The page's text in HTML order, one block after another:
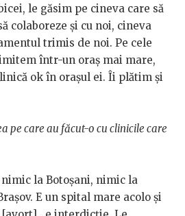
le găsim pe cineva care să
colaboreze și cu noi, cineva
trimis de noi. Pe cele
într-un oraș mai mare,
ok în orașul ei. Îi plătim și
pe care au făcut-o cu clinicile care
la Botoșani, nimic la
E un spital mare acolo și